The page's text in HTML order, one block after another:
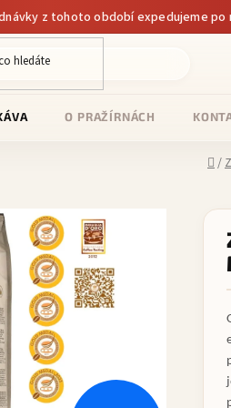
z tohoto období expedujeme po
O PRAŽÍRNÁCH
/